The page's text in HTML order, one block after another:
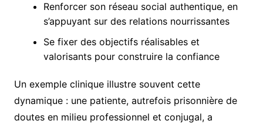
Renforcer son réseau social authentique, en
s’appuyant sur des relations nourrissantes
Se fixer des objectifs réalisables et
valorisants pour construire la confiance
Un exemple clinique illustre souvent cette
dynamique : une patiente, autrefois prisonnière de
doutes en milieu professionnel et conjugal, a